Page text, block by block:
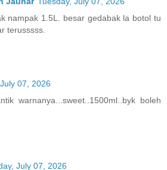
nampak 1.5L. besar gedabak la botol tu
terusssss.
07, 2026
warnanya...sweet..1500ml..byk boleh
July 07, 2026